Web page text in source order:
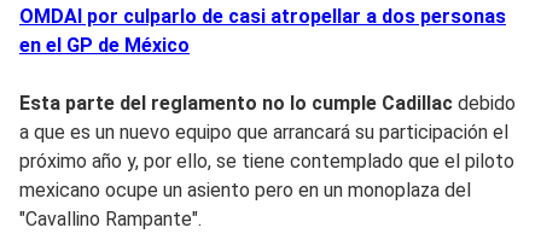
OMDAI por culparlo de casi atropellar a dos personas
en el GP de México
Esta parte del reglamento no lo cumple Cadillac debido
a que es un nuevo equipo que arrancará su participación el
próximo año y, por ello, se tiene contemplado que el piloto
mexicano ocupe un asiento pero en un monoplaza del
"Cavallino Rampante".